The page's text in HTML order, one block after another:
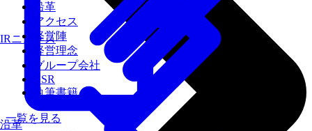
IRニュース
沿革
アクセス
経営陣
経営理念
グループ会社
CSR
執筆書籍
一覧を見る
沿革